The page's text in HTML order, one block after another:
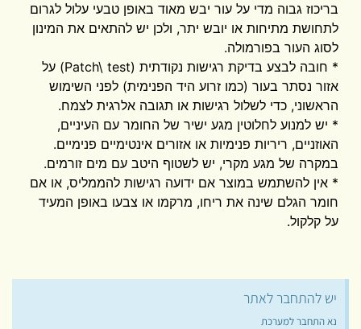
בריכוז גבוה מדי על עור יבש מאוד באופן טבעי עלול לגרום
לתחושת מתיחות או יובש יתר, ולכן יש להתאים את המינון
לסוג העור בפורמולה.
* חובה לבצע בדיקת רגישות נקודתית (Patch\ test) על
אזור נסתר בעור (כמו זרוע היד הפנימית) לפני השימוש
הראשוני, כדי לשלול רגישות או תגובה אלרגית לצמח.
* יש למנוע לחלוטין מגע ישיר של החומר עם העיניים,
האוזניים, ריריות פנימיות או אזורים אינטימיים פנימיים.
במקרה של מגע מקרי, יש לשטוף היטב עם מים זורמים.
* אין להשתמש במוצר אם ידועה רגישות להממליס, או אם
חומר הגלם שינה את ריחו, מרקמו או צבעו באופן המעיד
על קלקול.
יש להתחבר לאתר
נא התחבר למערכת